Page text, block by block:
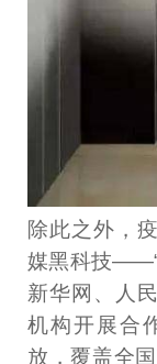
除此之外，
媒黑科技——“
新华网、人
机构开展合
放，覆盖全